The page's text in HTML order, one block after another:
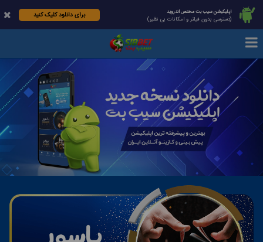
اپلیکیشن سیب بت مختص اندروید
(دسترسی بدون فیلتر و امکانات بی نظیر)
برای دانلود کلیک کنید